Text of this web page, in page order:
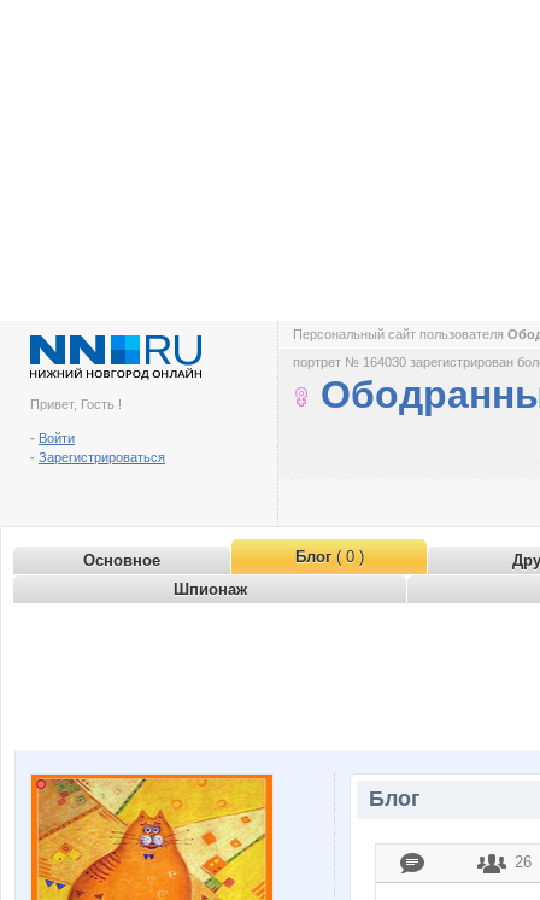
Привет, Гость !
- Войти
- Зарегистрироваться
Персональный сайт пользователя
портрет № 164030 зарегистрирован
Основное Блог( 0 )
Шпионаж
Блог
26